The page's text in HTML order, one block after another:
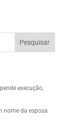
Pesquisar
execução,
nome da esposa